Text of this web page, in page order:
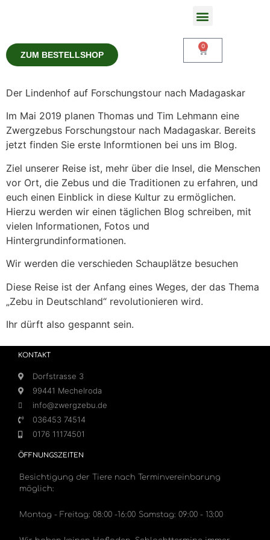
ZUM BESTELLSHOP
0
Der Lindenhof auf Forschungstour nach Madagaskar
Im Mai 2019 planen Thomas und Tim Lehmann eine
Zwergzebus Forschungstour nach Madagaskar. Bereits
jetzt finden Sie erste Informtionen bei uns im Blog.
Ziel unserer Reise ist, mehr über die Insel, die Menschen
vor Ort, die Zebus und die Traditionen zu erfahren, und
euch einen Einblick in diese Kultur zu ermöglichen.
Hierzu werden wir einen täglichen Blog schreiben, mit
vielen Informationen, Fotos und
Hintergrundinformationen.
Wir werden die verschieden Schauplätze besuchen
Diese Reise ist der Anfang eines Weges, der das Thema
„Zebu in Deutschland“ revolutionieren wird.
Ihr dürft also gespannt sein.
KONTAKT
Dorfstrasse 3
99441 Mechelroda
info@zwergzebu.de
036453 74514
0176 11174501
ÖFFNUNGSZEITEN
Besichtigung der Tiere nach Terminvereinbarung
möglich:
Montag - Freitag: 08:00 -16:00 Samstag: 09:00 - 13:00